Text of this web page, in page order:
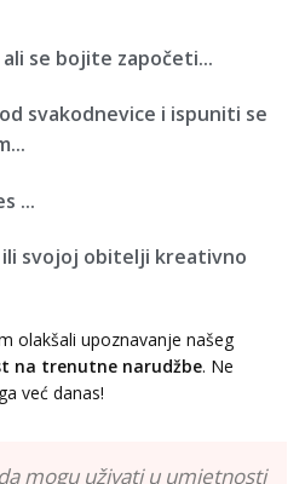
se bojite započeti...
svakodnevice i ispuniti se
...
svojoj obitelji kreativno
olakšali upoznavanje našeg
na trenutne narudžbe. Ne
već danas!
mogu uživati u umjetnosti